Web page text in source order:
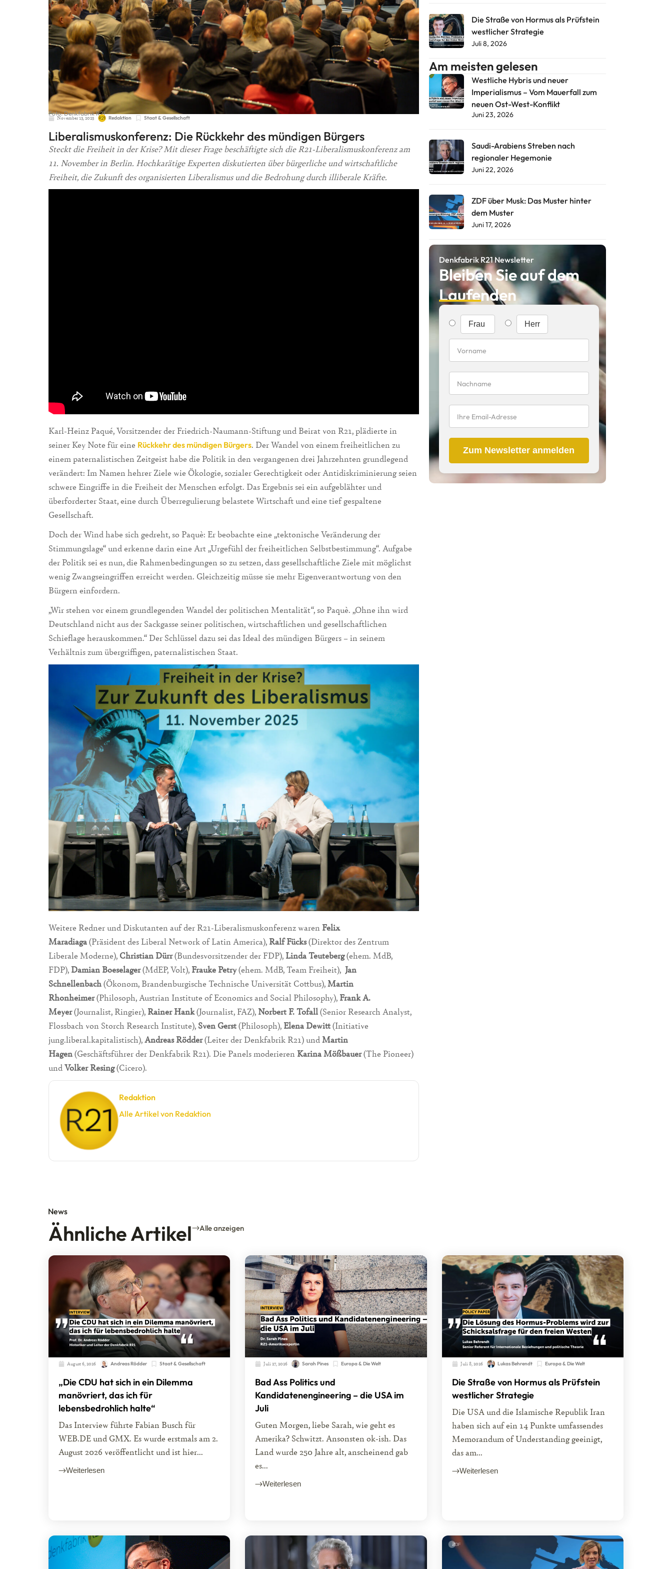
Foto: Denkfabrik R21
November 13, 2025 Redaktion Staat & Gesellschaft
Liberalismuskonferenz: Die Rückkehr des mündigen Bürgers
Steckt die Freiheit in der Krise? Mit dieser Frage beschäftigte sich die R21-Liberalismuskonferenz am
11. November in Berlin. Hochkarätige Experten diskutierten über bürgerliche und wirtschaftliche
Freiheit, die Zukunft des organisierten Liberalismus und die Bedrohung durch illiberale Kräfte.
Karl-Heinz Paqué, Vorsitzender der Friedrich-Naumann-Stiftung und Beirat von R21, plädierte in
seiner Key Note für eine Rückkehr des mündigen Bürgers. Der Wandel von einem freiheitlichen zu
einem paternalistischen Zeitgeist habe die Politik in den vergangenen drei Jahrzehnten grundlegend
verändert: Im Namen hehrer Ziele wie Ökologie, sozialer Gerechtigkeit oder Antidiskriminierung seien
schwere Eingriffe in die Freiheit der Menschen erfolgt. Das Ergebnis sei ein aufgeblähter und
überforderter Staat, eine durch Überregulierung belastete Wirtschaft und eine tief gespaltene
Gesellschaft.
Doch der Wind habe sich gedreht, so Paquè: Er beobachte eine „tektonische Veränderung der
Stimmungslage“ und erkenne darin eine Art „Urgefühl der freiheitlichen Selbstbestimmung“. Aufgabe
der Politik sei es nun, die Rahmenbedingungen so zu setzen, dass gesellschaftliche Ziele mit möglichst
wenig Zwangseingriffen erreicht werden. Gleichzeitig müsse sie mehr Eigenverantwortung von den
Bürgern einfordern.
„Wir stehen vor einem grundlegenden Wandel der politischen Mentalität“, so Paquè. „Ohne ihn wird
Deutschland nicht aus der Sackgasse seiner politischen, wirtschaftlichen und gesellschaftlichen
Schieflage herauskommen.“ Der Schlüssel dazu sei das Ideal des mündigen Bürgers – in seinem
Verhältnis zum übergriffigen, paternalistischen Staat.
Weitere Redner und Diskutanten auf der R21-Liberalismuskonferenz waren Felix
Maradiaga(Präsident des Liberal Network of Latin America), Ralf Fücks(Direktor des Zentrum
Liberale Moderne), Christian Dürr(Bundesvorsitzender der FDP), Linda Teuteberg(ehem. MdB,
FDP), Damian Boeselager(MdEP, Volt), Frauke Petry(ehem. MdB, Team Freiheit), Jan
Schnellenbach(Ökonom, Brandenburgische Technische Universität Cottbus),Martin
Rhonheimer(Philosoph, Austrian Institute of Economics and Social Philosophy), Frank A.
Meyer(Journalist, Ringier), Rainer Hank(Journalist, FAZ), Norbert F. Tofall(Senior Research Analyst,
Flossbach von Storch Research Institute), Sven Gerst(Philosoph), Elena Dewitt(Initiative
jung.liberal.kapitalistisch),Andreas Rödder(Leiter der Denkfabrik R21) undMartin
Hagen(Geschäftsführer der Denkfabrik R21). Die Panels moderieren Karina Mößbauer(The Pioneer)
undVolker Resing(Cicero).
Redaktion
Alle Artikel von Redaktion
Die Straße von Hormus als Prüfstein
westlicher Strategie
Juli 8, 2026
Am meisten gelesen
Westliche Hybris und neuer
Imperialismus – Vom Mauerfall zum
neuen Ost-West-Konflikt
Juni 23, 2026
Saudi-Arabiens Streben nach
regionaler Hegemonie
Juni 22, 2026
ZDF über Musk: Das Muster hinter
dem Muster
Juni 17, 2026
Denkfabrik R21 Newsletter
Bleiben Sie auf dem
Laufenden
Frau Herr
Zum Newsletter anmelden
News
Ähnliche Artikel Alle anzeigen
August 6, 2026 Andreas Rödder Staat & Gesellschaft
„Die CDU hat sich in ein Dilemma
manövriert, das ich für
lebensbedrohlich halte“
Das Interview führte Fabian Busch für
WEB.DE und GMX. Es wurde erstmals am 2.
August 2026 veröffentlicht und ist hier...
Weiterlesen
Juli 27, 2026 Sarah Pines Europa & Die Welt
Bad Ass Politics und
Kandidatenengineering – die USA im
Juli
Guten Morgen, liebe Sarah, wie geht es
Amerika? Schwitzt. Ansonsten ok-ish. Das
Land wurde 250 Jahre alt, anscheinend gab
es...
Weiterlesen
Juli 8, 2026 Lukas Behrendt Europa & Die Welt
Die Straße von Hormus als Prüfstein
westlicher Strategie
Die USA und die Islamische Republik Iran
haben sich auf ein 14 Punkte umfassendes
Memorandum of Understanding geeinigt,
das am...
Weiterlesen